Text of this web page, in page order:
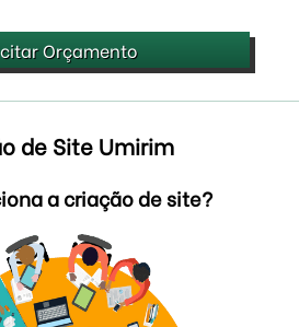
Orçamento
de Site Umirim
a criação de site?